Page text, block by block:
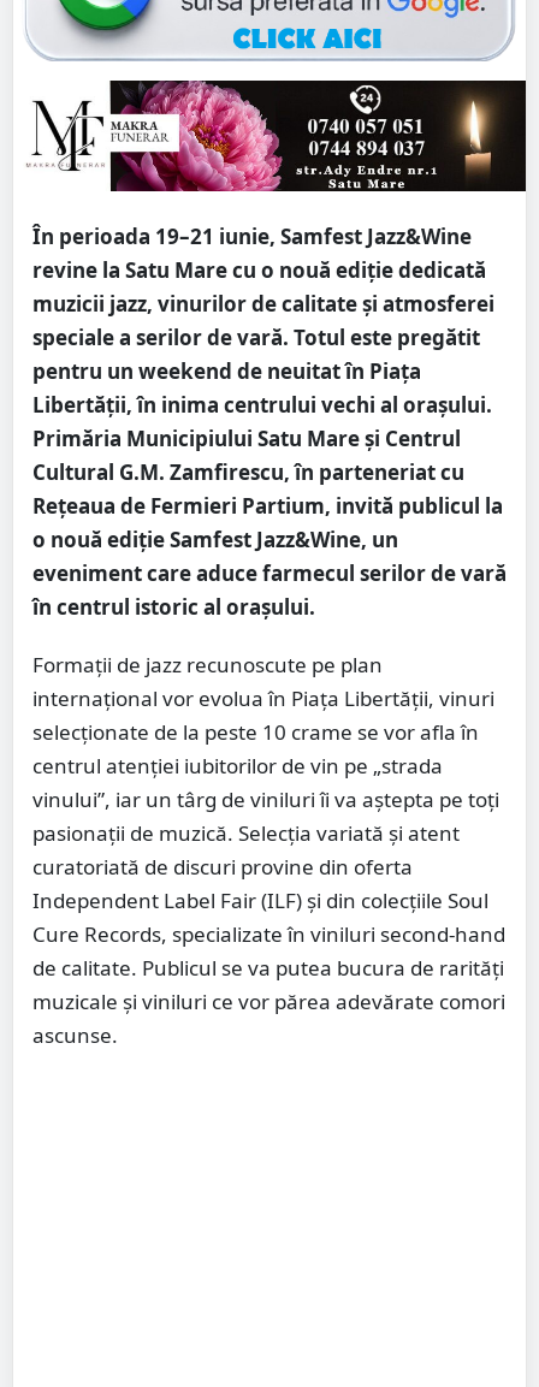
În perioada 19–21 iunie, Samfest Jazz&Wine
revine la Satu Mare cu o nouă ediție dedicată
muzicii jazz, vinurilor de calitate și atmosferei
speciale a serilor de vară. Totul este pregătit
pentru un weekend de neuitat în Piața
Libertății, în inima centrului vechi al orașului.
Primăria Municipiului Satu Mare și Centrul
Cultural G.M. Zamfirescu, în parteneriat cu
Rețeaua de Fermieri Partium, invită publicul la
o nouă ediție Samfest Jazz&Wine, un
eveniment care aduce farmecul serilor de vară
în centrul istoric al orașului.
Formații de jazz recunoscute pe plan
internațional vor evolua în Piața Libertății, vinuri
selecționate de la peste 10 crame se vor afla în
centrul atenției iubitorilor de vin pe „strada
vinului”, iar un târg de viniluri îi va aștepta pe toți
pasionații de muzică. Selecția variată și atent
curatoriată de discuri provine din oferta
Independent Label Fair (ILF) și din colecțiile Soul
Cure Records, specializate în viniluri second-hand
de calitate. Publicul se va putea bucura de rarități
muzicale și viniluri ce vor părea adevărate comori
ascunse.